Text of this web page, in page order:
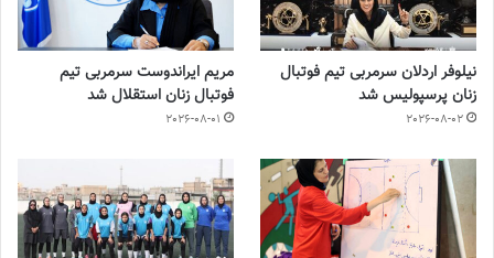
نیلوفر اردلان سرمربی تیم فوتبال
زنان پرسپولیس شد
2026-08-02
مریم ایراندوست سرمربی تیم
فوتبال زنان استقلال شد
2026-08-01